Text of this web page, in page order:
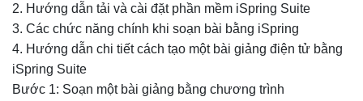
2. Hướng dẫn tải và cài đặt phần mềm iSpring Suite
3. Các chức năng chính khi soạn bài bằng iSpring
4. Hướng dẫn chi tiết cách tạo một bài giảng điện tử bằng
iSpring Suite
Bước 1: Soạn một bài giảng bằng chương trình